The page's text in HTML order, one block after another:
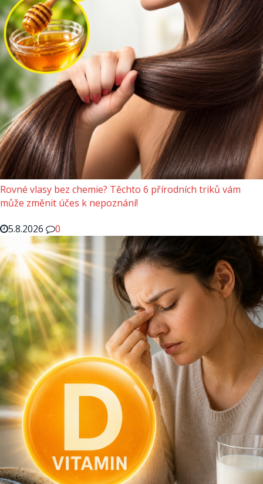
Rovné vlasy bez chemie? Těchto 6 přírodních triků vám
může změnit účes k nepoznání!
5.8.2026
0